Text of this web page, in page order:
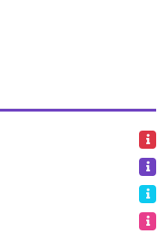
3, Milano
di Milano